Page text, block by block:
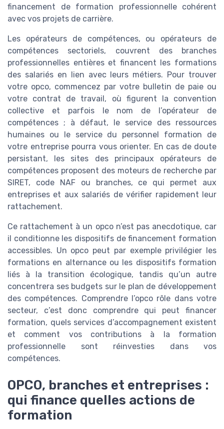
financement de formation professionnelle cohérent
avec vos projets de carrière.
Les opérateurs de compétences, ou opérateurs de
compétences sectoriels, couvrent des branches
professionnelles entières et financent les formations
des salariés en lien avec leurs métiers. Pour trouver
votre opco, commencez par votre bulletin de paie ou
votre contrat de travail, où figurent la convention
collective et parfois le nom de l’opérateur de
compétences ; à défaut, le service des ressources
humaines ou le service du personnel formation de
votre entreprise pourra vous orienter. En cas de doute
persistant, les sites des principaux opérateurs de
compétences proposent des moteurs de recherche par
SIRET, code NAF ou branches, ce qui permet aux
entreprises et aux salariés de vérifier rapidement leur
rattachement.
Ce rattachement à un opco n’est pas anecdotique, car
il conditionne les dispositifs de financement formation
accessibles. Un opco peut par exemple privilégier les
formations en alternance ou les dispositifs formation
liés à la transition écologique, tandis qu’un autre
concentrera ses budgets sur le plan de développement
des compétences. Comprendre l’opco rôle dans votre
secteur, c’est donc comprendre qui peut financer
formation, quels services d’accompagnement existent
et comment vos contributions à la formation
professionnelle sont réinvesties dans vos
compétences.
OPCO, branches et entreprises :
qui finance quelles actions de
formation